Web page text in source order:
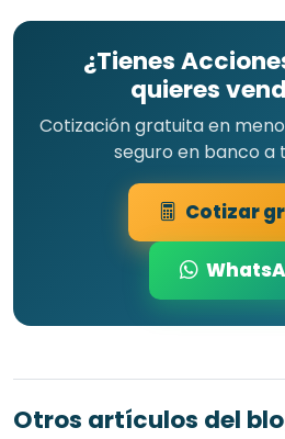
¿Tienes
quieres
Cotización gratuita en
seguro en banco a
Cotizar
Otros artículos del